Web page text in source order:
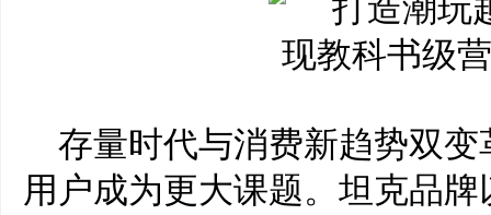
存量时代与消费新趋势双
用户成为更大课题。坦克品